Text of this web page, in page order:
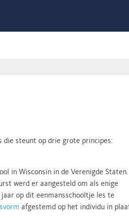
die steunt op drie grote principes:
in Wisconsin in de Verenigde Staten.
werd er aangesteld om als enige
op dit eenmansschooltje les te
afgestemd op het individu in